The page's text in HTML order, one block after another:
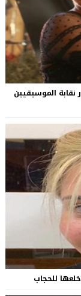
الموسيقيين
للحجاب